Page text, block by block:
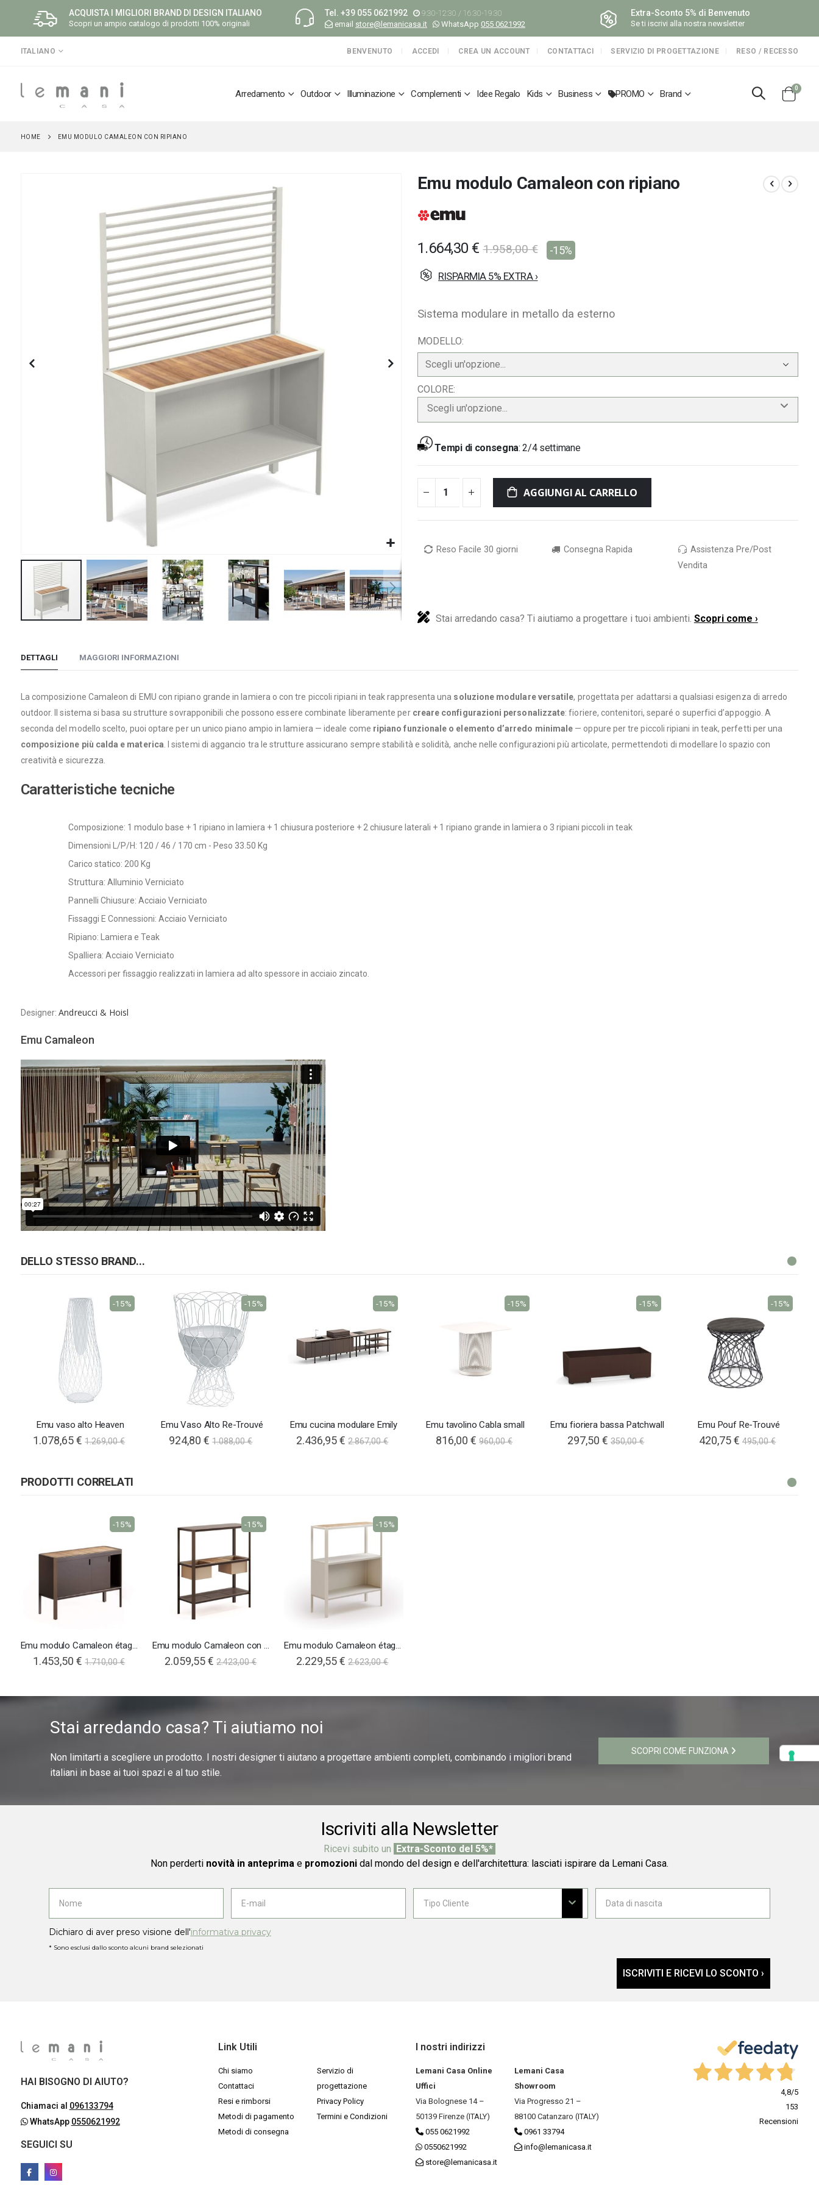
ACQUISTA I MIGLIORI BRAND DI DESIGN ITALIANO
Scopri un ampio catalogo di prodotti 100% originali
Tel. +39 055 0621992
9:30-12:30 / 16:30-19:30
email store@lemanicasa.it WhatsApp 055 0621992
Extra-Sconto 5% di Benvenuto
Se ti iscrivi alla nostra newsletter
LINGUA
ITALIANO BENVENUTO ACCEDI CREA UN ACCOUNT CONTATTACI SERVIZIO DI PROGETTAZIONE RESO / RECESSO
Arredamento Outdoor Illuminazione Complementi Idee Regalo Kids Business PROMO Brand
Cart
0
HOME EMU MODULO CAMALEON CON RIPIANO
della
galleria
immagini
Emu modulo Camaleon con ripiano
1.664,30 € 1.958,00 € -15%
RISPARMIA 5% EXTRA ›
Sistema modulare in metallo da esterno
MODELLO
COLORE
Scegli un'opzione...
Tempi di consegna:2/4 settimane
AGGIUNGI AL CARRELLO
Reso Facile 30 giorni Consegna Rapida
Assistenza Pre/Post
Vendita
Stai arredando casa? Ti aiutiamo a progettare i tuoi ambienti. Scopri come ›
DETTAGLI
La composizione Camaleon di EMU con ripiano grande in lamiera o con tre piccoli ripiani in teak rappresenta una soluzione modulare versatile, progettata per adattarsi a qualsiasi esigenza di arredo
outdoor. Il sistema si basa su strutture sovrapponibili che possono essere combinate liberamente per creare configurazioni personalizzate: fioriere, contenitori, separé o superfici d’appoggio. A
seconda del modello scelto, puoi optare per un unico piano ampio in lamiera — ideale come ripiano funzionale o elemento d’arredo minimale — oppure per tre piccoli ripiani in teak, perfetti per una
composizione più calda e materica . I sistemi di aggancio tra le strutture assicurano sempre stabilità e solidità, anche nelle configurazioni più articolate, permettendoti di modellare lo spazio con
creatività e sicurezza.
Caratteristiche tecniche
Composizione: 1 modulo base + 1 ripiano in lamiera + 1 chiusura posteriore + 2 chiusure laterali + 1 ripiano grande in lamiera o 3 ripiani piccoli in teak
Dimensioni L/P/H: 120 / 46 / 170 cm - Peso 33.50 Kg
Carico statico: 200 Kg
Struttura: Alluminio Verniciato
Pannelli Chiusure: Acciaio Verniciato
Fissaggi E Connessioni: Acciaio Verniciato
Ripiano: Lamiera e Teak
Spalliera: Acciaio Verniciato
Accessori per fissaggio realizzati in lamiera ad alto spessore in acciaio zincato.
Designer:Andreucci & Hoisl
Emu Camaleon
MAGGIORI INFORMAZIONI
DELLO STESSO BRAND...
Emu vaso alto Heaven
Special
Price
1.078,65 € 1.269,00 €
-15%
Emu Vaso Alto Re-Trouvé
924,80 € 1.088,00 €
-15%
Emu cucina modulare Emily
2.436,95 € 2.867,00 €
-15%
Emu tavolino Cabla small
816,00 € 960,00 €
-15%
Emu fioriera bassa Patchwall
297,50 € 350,00 €
-15%
Emu Pouf Re-Trouvé
420,75 € 495,00 €
-15%
PRODOTTI CORRELATI
Emu modulo Camaleon étagère
1.453,50 € 1.710,00 €
-15%
Emu modulo Camaleon con fioriere alto
2.059,55 € 2.423,00 €
-15%
Emu modulo Camaleon étagère alto
2.229,55 € 2.623,00 €
-15%
Stai arredando casa? Ti aiutiamo noi
Non limitarti a scegliere un prodotto. I nostri designer ti aiutano a progettare ambienti completi, combinando i migliori brand
italiani in base ai tuoi spazi e al tuo stile.
SCOPRI COME FUNZIONA
Iscriviti alla Newsletter
Ricevi subito un Extra-Sconto del 5%*
Non perderti novità in anteprimae promozionidal mondo del design e dell'architettura: lasciati ispirare da Lemani Casa.
Dichiaro di aver preso visione dell'informativa privacy
* Sono esclusi dallo sconto alcuni brand selezionati
ISCRIVITI E RICEVI LO SCONTO ›
HAI BISOGNO DI AIUTO?
Chiamaci al 096133794
WhatsApp 0550621992
SEGUICI SU
Link Utili
Chi siamo
Contattaci
Resi e rimborsi
Metodi di pagamento
Metodi di consegna
Servizio di
progettazione
Privacy Policy
Termini e Condizioni
I nostri indirizzi
Lemani Casa Online
Uffici
Via Bolognese 14 –
50139 Firenze (ITALY)
055 0621992
0550621992
store@lemanicasa.it
Lemani Casa
Showroom
Via Progresso 21 –
88100 Catanzaro (ITALY)
0961 33794
info@lemanicasa.it
4,8/5
153
Recensioni